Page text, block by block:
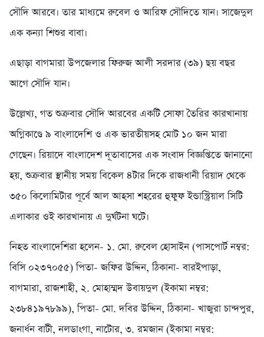
সৌদি আরবে। তার মাধ্যমে রুবেল ও আরিফ সৌদিতে যান। সাজেদুল
এক কন্যা শিশুর বাবা।
এছাড়া বাগমারা উপজেলার ফিরুজ আলী সরদার (৩৯) ছয় বছর
আগে সৌদি যান।
উল্লেখ্য, গত শুক্রবার সৌদি আরবের একটি সোফা তৈরির কারখানায়
অগ্নিকাণ্ডে ৯ বাংলাদেশি ও এক ভারতীয়সহ মোট ১০ জন মারা
গেছেন। রিয়াদে বাংলাদেশ দূতাবাসের এক সংবাদ বিজ্ঞপ্তিতে জানানো
হয়, শুক্রবার স্থানীয় সময় বিকেল ৪টার দিকে রাজধানী রিয়াদ থেকে
৩৫০ কিলোমিটার পূর্বে আল আহসা শহরের হুফুফ ইন্ডাস্ট্রিয়াল সিটি
এলাকার ওই কারখানায় এ দুর্ঘটনা ঘটে।
নিহত বাংলাদেশিরা হলেন- ১. মো. রুবেল হোসাইন (পাসপোর্ট নম্বর:
বিসি ০২৩৭০৫৫) পিতা- জফির উদ্দিন, ঠিকানা- বারইপাড়া,
বাগমারা, রাজশাহী, ২. মোহাম্মদ উবায়দুল (ইকামা নম্বর:
২৩৮৪১৯৭৮৯৯), পিতা- মো. দবির উদ্দিন, ঠিকানা- খাজুরা চান্দপুর,
জনার্ধন বাটী, নলডাংগা, নাটোর, ৩. রমজান (ইকামা নম্বর: